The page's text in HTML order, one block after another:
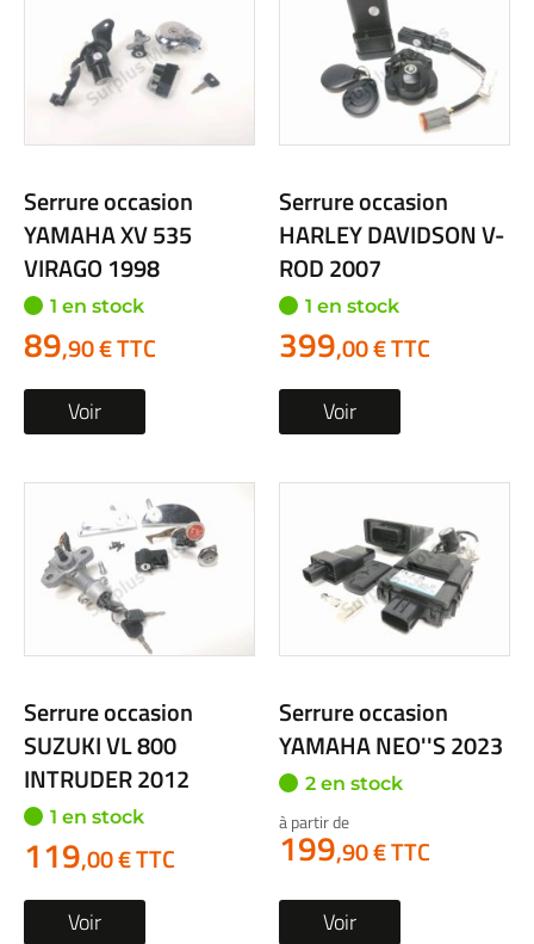
Serrure occasion
YAMAHA XV 535
VIRAGO 1998
1 en stock
89,90 € TTC
Voir
Serrure occasion
HARLEY DAVIDSON V-
ROD 2007
1 en stock
399,00 € TTC
Voir
Serrure occasion
SUZUKI VL 800
INTRUDER 2012
1 en stock
119,00 € TTC
Voir
Serrure occasion
YAMAHA NEO''S 2023
2 en stock
à partir de
199,90 € TTC
Voir